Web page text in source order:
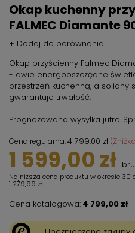
Okap kuchenny
FALMEC Diamante
+ Dodaj do porównania
Okap przyścienny Falmec
- dwie energooszczędne
przestrzeń kuchenną, a
gwarantuje trwałość.
Prognozowana wysyłka jutro
Cena regularna:4 799,00 zł (Zniżka
1 599,00 zł
Najniższa cena produktu w okresie 30
1 279,99 zł
Cena katalogowa: 4 799,00 zł